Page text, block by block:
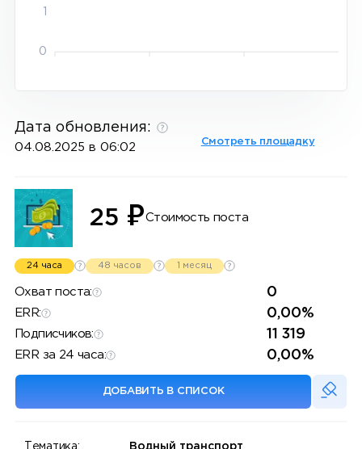
1
0
Дата обновления:
04.08.2025 в 06:02 Смотреть площадку
25 ₽Стоимость поста
24 часа 48 часов 1 месяц
Охват поста: 0
ERR: 0,00%
Подписчиков: 11 319
ERR за 24 часа: 0,00%
ДОБАВИТЬ В СПИСОК
Тематика: Водный транспорт